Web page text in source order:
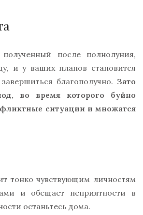
после полнолуния,
и у ваших планов становится
благополучно. Зато
во время которого буйно
ситуации и множатся
тонко чувствующим личностям
и обещает неприятности в
останьтесь дома.